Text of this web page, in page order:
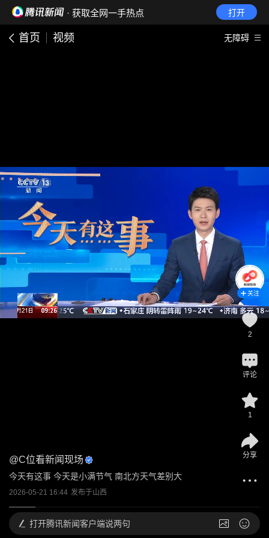
· 获取全网一手热点 打开
首页 视频 无障碍
@C位看新闻现场
今天有这事 今天是小满节气 南北方天气差别大
2026-05-21 16:44 发布于山西
关注
2
评论
1
分享
打开腾讯新闻客户端说两句